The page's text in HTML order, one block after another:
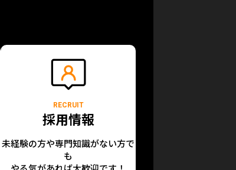
RECRUIT
採用情報
未経験の方や専門知識がない方で
も